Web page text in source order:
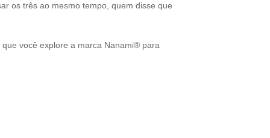
os três ao mesmo tempo, quem disse que
você explore a marca Nanami® para